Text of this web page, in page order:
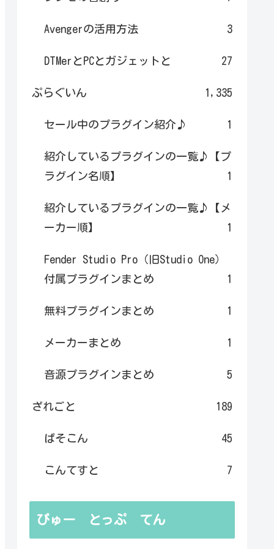
Avengerの活用方法 3
DTMerとPCとガジェットと 27
ぷらぐいん 1,335
セール中のプラグイン紹介♪ 1
紹介しているプラグインの一覧♪【プ
ラグイン名順】
1
紹介しているプラグインの一覧♪【メ
ーカー順】
1
Fender Studio Pro（旧Studio One）
付属プラグインまとめ
1
無料プラグインまとめ 1
メーカーまとめ 1
音源プラグインまとめ 5
ざれごと 189
ぱそこん 45
こんてすと 7
びゅー とっぷ てん